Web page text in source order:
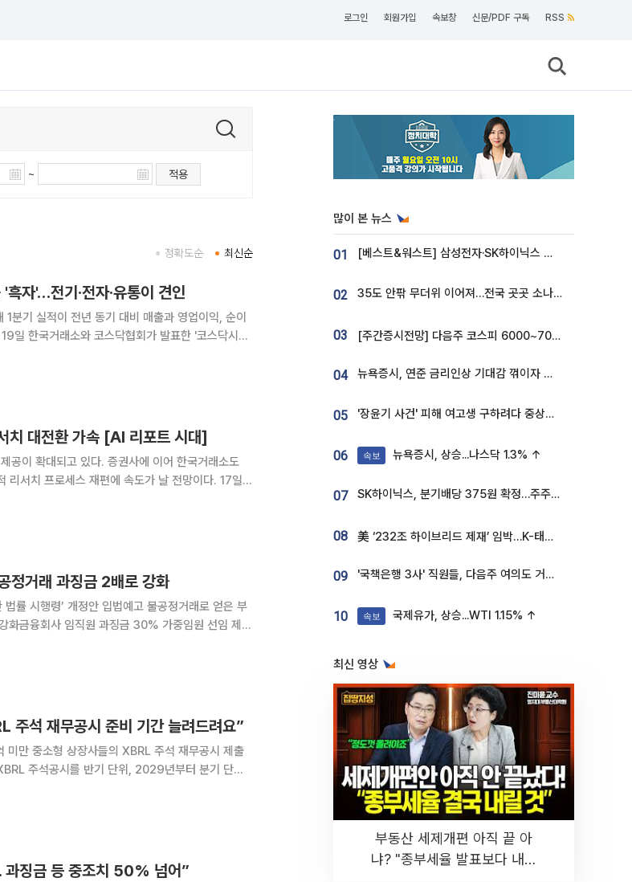
로그인 회원가입 속보창 신문/PDF 구독 RSS
~ 적용
최신순
정확도순
자'…전기·전자·유통이 견인
분기 실적이 전년 동기 대비 매출과 영업이익, 순이
개별기
치 대전환 가속 [AI 리포트 시대]
공이 확대되고 있다. 증권사에 이어 한국거래소도
치 프로세스 재편에 속도가 날 전망이다. 17일
는 지난달 30일부터
정거래 과징금 2배로 강화
률 시행령’ 개정안 입법예고 불공정거래로 얻은 부
화금융회사 임직원 과징금 30% 가중임원 선임 제한
대한 과징금 최
석 재무공시 준비 기간 늘려드려요”
만 중소형 상장사들의 XBRL 주석 재무공시 제출
주석공시를 반기 단위, 2029년부터 분기 단위
했
징금 등 중조치 50% 넘어”
많이 본 뉴스
01 [베스트&워스트] 삼성전자·SK하이닉스 밀린 한 주…상상인증권은 85% 급등
02 35도 안팎 무더위 이어져…전국 곳곳 소나기 [오늘 날씨]
03 [주간증시전망] 다음주 코스피 6000~7000⋯“外人 수급은 정책이 변수”
04 뉴욕증시, 연준 금리인상 기대감 꺾이자 상승...S&P500 사상 최고치 [종합]
05 '장윤기 사건' 피해 여고생 구하려다 중상…고교생 의상자 지정
06 속보 뉴욕증시, 상승...나스닥 1.3% ↑
07 SK하이닉스, 분기배당 375원 확정…주주환원책 9월로 앞당겨 발표
08 美 ‘232조 하이브리드 제재’ 임박…K-태양광, 불확실성 털고 날개 다나
09 '국책은행 3사' 직원들, 다음주 여의도 거리 나서는 까닭은
10 속보 국제유가, 상승...WTI 1.15% ↑
최신 영상
부동산 세제개편 아직 끝 아
냐? "종부세율 발표보다 내릴